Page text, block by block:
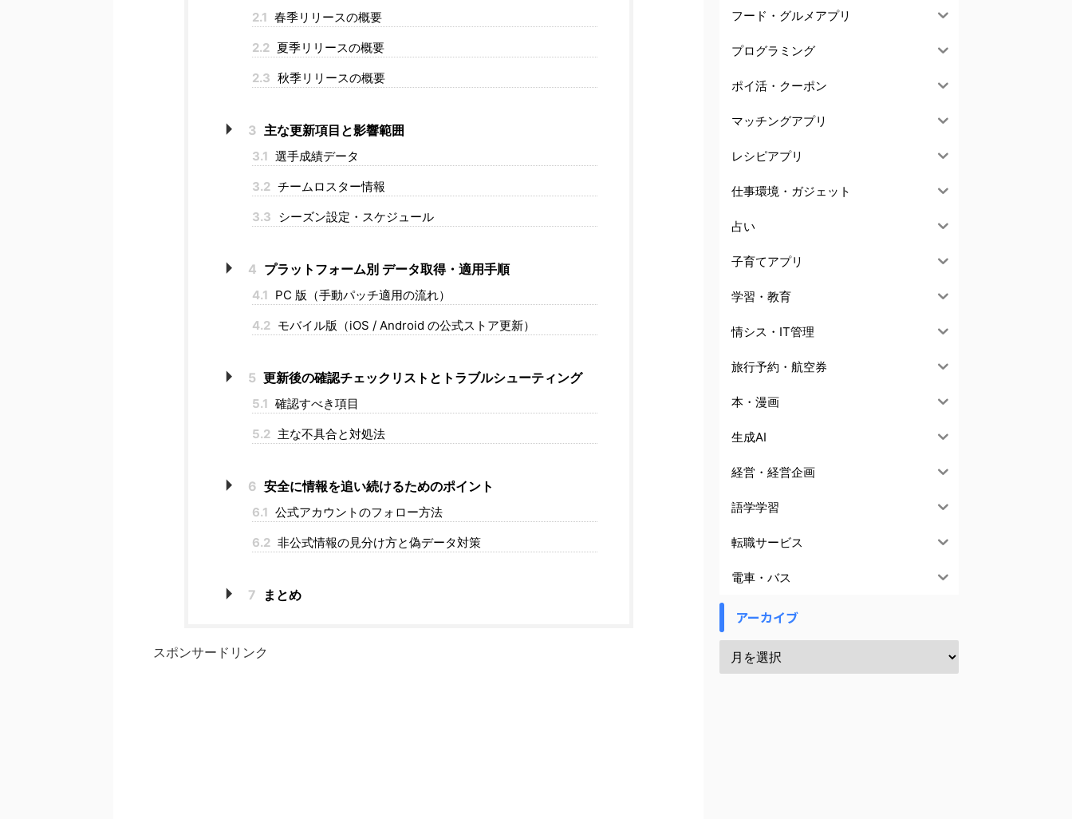
2.1 春季リリースの概要
2.2 夏季リリースの概要
2.3 秋季リリースの概要
3 主な更新項目と影響範囲
3.1 選手成績データ
3.2 チームロスター情報
3.3 シーズン設定・スケジュール
4 プラットフォーム別 データ取得・適用手順
4.1 PC 版（手動パッチ適用の流れ）
4.2 モバイル版（iOS / Android の公式ストア更新）
5 更新後の確認チェックリストとトラブルシューティング
5.1 確認すべき項目
5.2 主な不具合と対処法
6 安全に情報を追い続けるためのポイント
6.1 公式アカウントのフォロー方法
6.2 非公式情報の見分け方と偽データ対策
7 まとめ
スポンサードリンク
フード・グルメアプリ
プログラミング
ポイ活・クーポン
マッチングアプリ
レシピアプリ
仕事環境・ガジェット
占い
子育てアプリ
学習・教育
情シス・IT管理
旅行予約・航空券
本・漫画
生成AI
経営・経営企画
語学学習
転職サービス
電車・バス
アーカイブ